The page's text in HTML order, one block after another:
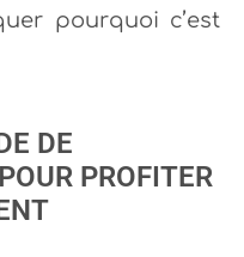
pourquoi c’est
DE
PROFITER